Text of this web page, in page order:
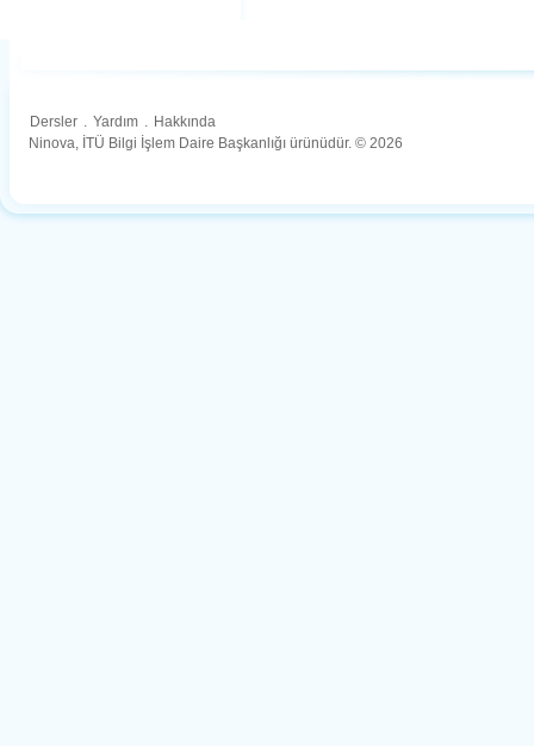
Dersler . Yardım . Hakkında
Ninova, İTÜ Bilgi İşlem Daire Başkanlığı ürünüdür. © 2026